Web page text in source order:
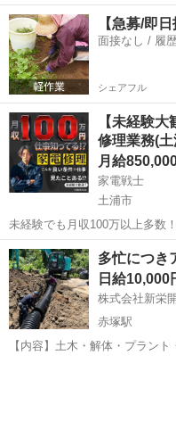
日128日★クリーンルーム内作
★就業先食堂利用可！日払い制度
工場のお仕事 ◇コネクタ製造
茨城 常陸大宮市 静駅
【急募/即
面接なし / 履
シェアフル
【未経験
修理業務(土
月給
家電戦士
土浦市
未経験でも月収100万以上多数
集！ 【仕事内容】 個人宅に出張し、電化製品全般の修理業務を行いま
す。 朝一にセンター集合し、部品を回収頂き、その後お客様宅に訪問
していきま...
茨城 土浦市 その他
多忙につき
日給10,000
株式会社新栄
赤塚駅
【内容】土木・解体・プラント・除草工事